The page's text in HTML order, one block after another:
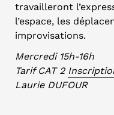
travailleront
l’espace, les
improvisations.
Mercredi 15h-16h
Tarif CAT 2
Laurie DUFOUR